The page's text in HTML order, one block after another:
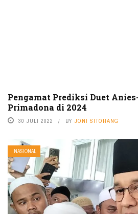
Pengamat Prediksi Duet
Primadona di 2024
30 JULI 2022 BY JONI SITOHANG
NASIONAL